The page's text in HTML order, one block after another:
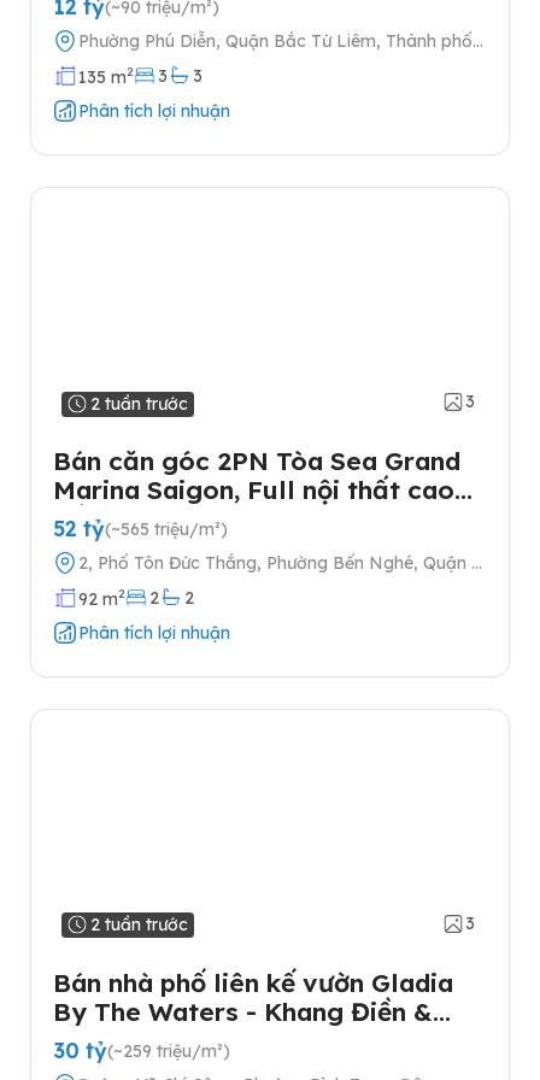
SLOT Ô TÔ
12 tỷ(~90 triệu/m²)
Phường Phú Diễn, Quận Bắc Từ Liêm, Thành phố
Hà Nội
135 m2 3
3
Phân tích lợi nhuận
2 tuần trước 3
Bán căn góc 2PN Tòa Sea Grand
Marina Saigon, Full nội thất cao
cấp
52 tỷ(~565 triệu/m²)
2, Phố Tôn Đức Thắng, Phường Bến Nghé, Quận 1,
Thành phố Hồ Chí Minh
92 m2 2
2
Phân tích lợi nhuận
2 tuần trước 3
Bán nhà phố liên kế vườn Gladia
By The Waters - Khang Điền &
Keppel tại Quận 2
30 tỷ(~259 triệu/m²)